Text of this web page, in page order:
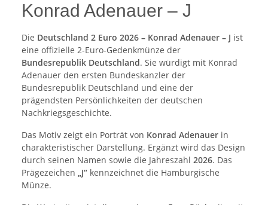
Konrad Adenauer – J
Die Deutschland 2 Euro 2026 – Konrad Adenauer – J ist
eine offizielle 2-Euro-Gedenkmünze der
Bundesrepublik Deutschland. Sie würdigt mit Konrad
Adenauer den ersten Bundeskanzler der
Bundesrepublik Deutschland und eine der
prägendsten Persönlichkeiten der deutschen
Nachkriegsgeschichte.
Das Motiv zeigt ein Porträt von Konrad Adenauer in
charakteristischer Darstellung. Ergänzt wird das Design
durch seinen Namen sowie die Jahreszahl 2026. Das
Prägezeichen „J“ kennzeichnet die Hamburgische
Münze.